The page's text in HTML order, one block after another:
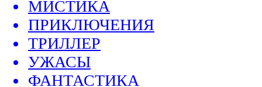
МИСТИКА
ПРИКЛЮЧЕНИЯ
ТРИЛЛЕР
УЖАСЫ
ФАНТАСТИКА